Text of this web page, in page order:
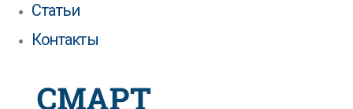
Статьи
Контакты